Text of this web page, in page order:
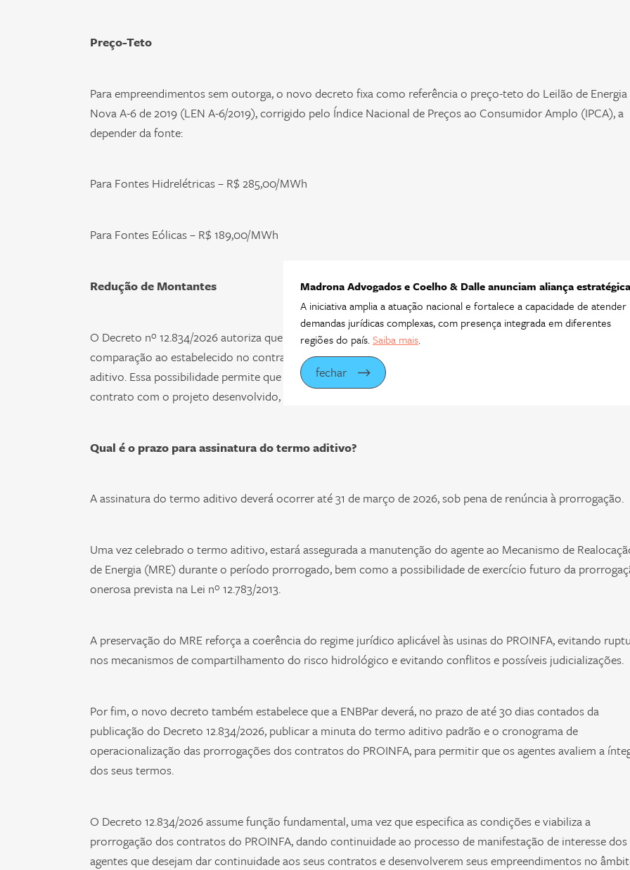
Preço-Teto
Para empreendimentos sem outorga, o novo decreto fixa como referência o preço-teto do Leilão de Energia
Nova A-6 de 2019 (LEN A-6/2019), corrigido pelo Índice Nacional de Preços ao Consumidor Amplo (IPCA), a
depender da fonte:
Para Fontes Hidrelétricas – R$ 285,00/MWh
Para Fontes Eólicas – R$ 189,00/MWh
Redução de Montantes
O Decreto nº 12.834/2026 autoriza que o agente gerador reduza o total de energia a ser contratado em
comparação ao estabelecido no contrato original, sendo vedada qualquer alteração após a assinatura do
aditivo. Essa possibilidade permite que haja uma readequação dos montantes, a fim de alinhar as
contrato com o projeto desenvolvido, minimizando eventuais desequilíbrios futuros.
Qual é o prazo para assinatura do termo aditivo?
A assinatura do termo aditivo deverá ocorrer até 31 de março de 2026, sob pena de renúncia à prorrogação.
Uma vez celebrado o termo aditivo, estará assegurada a manutenção do agente ao Mecanismo de
de Energia (MRE) durante o período prorrogado, bem como a possibilidade de exercício futuro da
onerosa prevista na Lei nº 12.783/2013.
A preservação do MRE reforça a coerência do regime jurídico aplicável às usinas do PROINFA, evitando
nos mecanismos de compartilhamento do risco hidrológico e evitando conflitos e possíveis judicializações.
Por fim, o novo decreto também estabelece que a ENBPar deverá, no prazo de até 30 dias contados da
publicação do Decreto 12.834/2026, publicar a minuta do termo aditivo padrão e o cronograma de
operacionalização das prorrogações dos contratos do PROINFA, para permitir que os agentes avaliem a
dos seus termos.
O Decreto 12.834/2026 assume função fundamental, uma vez que especifica as condições e viabiliza a
prorrogação dos contratos do PROINFA, dando continuidade ao processo de manifestação de interesse dos
agentes que desejam dar continuidade aos seus contratos e desenvolverem seus empreendimentos no
Madrona Advogados e Coelho & Dalle anunciam aliança
A iniciativa amplia a atuação nacional e fortalece a capacidade de atender
demandas jurídicas complexas, com presença integrada em diferentes
regiões do país.Saiba mais.
fechar